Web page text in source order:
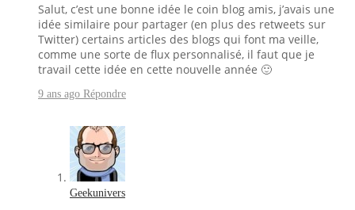
Salut, c’est une bonne idée le coin blog amis, j’avais une
idée similaire pour partager (en plus des retweets sur
Twitter) certains articles des blogs qui font ma veille,
comme une sorte de flux personnalisé, il faut que je
travail cette idée en cette nouvelle année 🙂
9 ans ago Répondre
Geekunivers